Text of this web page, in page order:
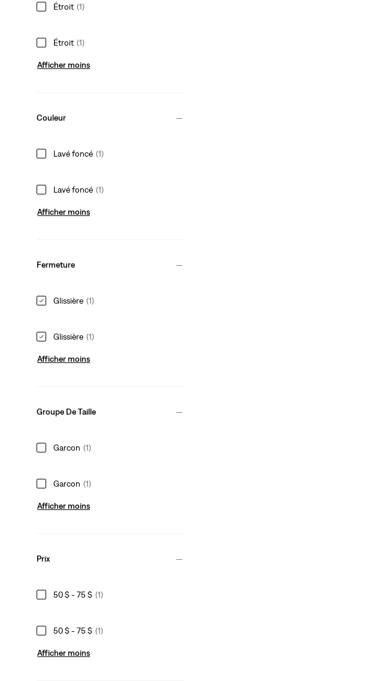
Étroit (1)
Étroit (1)
Afficher moins
Couleur
Lavé foncé (1)
Lavé foncé (1)
Afficher moins
Fermeture
Glissière (1)
Glissière (1)
Afficher moins
Groupe De Taille
Garcon (1)
Garcon (1)
Afficher moins
Prix
50 $ - 75 $ (1)
50 $ - 75 $ (1)
Afficher moins